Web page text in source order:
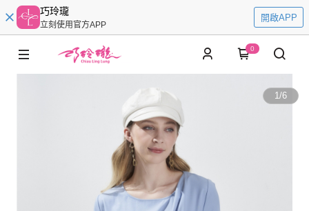
巧玲瓏
立刻使用官方APP
開啟APP
0
1/6